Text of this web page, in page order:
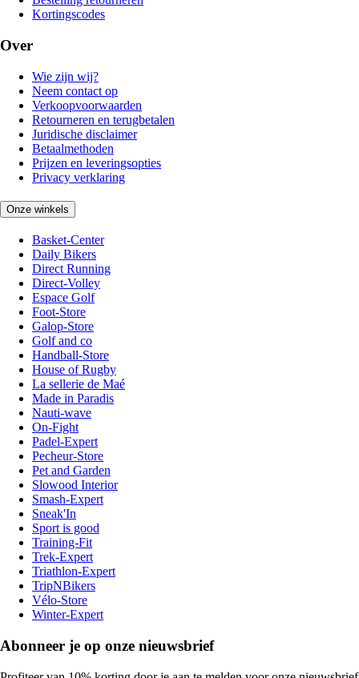
Kortingscodes
Over
Wie zijn wij?
Neem contact op
Verkoopvoorwaarden
Retourneren en terugbetalen
Juridische disclaimer
Betaalmethoden
Prijzen en leveringsopties
Privacy verklaring
Onze winkels
Basket-Center
Daily Bikers
Direct Running
Direct-Volley
Espace Golf
Foot-Store
Galop-Store
Golf and co
Handball-Store
House of Rugby
La sellerie de Maé
Made in Paradis
Nauti-wave
On-Fight
Padel-Expert
Pecheur-Store
Pet and Garden
Slowood Interior
Smash-Expert
Sneak'In
Sport is good
Training-Fit
Trek-Expert
Triathlon-Expert
TripNBikers
Vélo-Store
Winter-Expert
Abonneer je op onze nieuwsbrief